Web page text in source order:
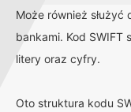
Może również
bankami. Kod SWIFT
litery oraz cyfry.
Oto struktura kodu